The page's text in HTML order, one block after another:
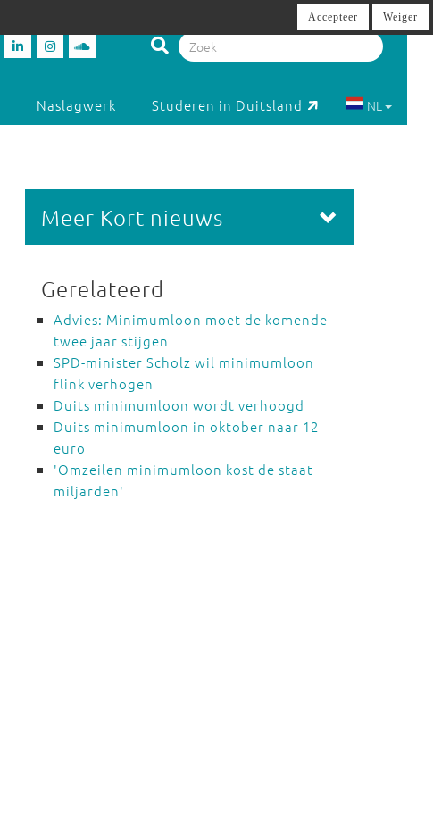
Naslagwerk Studeren in Duitsland NL
Meer Kort nieuws
Gerelateerd
Advies: Minimumloon moet de komende
twee jaar stijgen
SPD-minister Scholz wil minimumloon
flink verhogen
Duits minimumloon wordt verhoogd
Duits minimumloon in oktober naar 12
euro
'Omzeilen minimumloon kost de staat
miljarden'
Accepteer Weiger